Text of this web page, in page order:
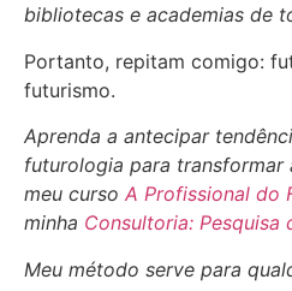
bibliotecas e academias de
Portanto, repitam comigo:
futurismo.
Aprenda a antecipar
futurologia para transformar
meu curso A Profissional do
minha Consultoria: Pesquisa
Meu método serve para